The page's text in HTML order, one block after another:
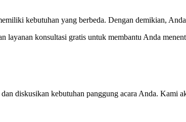
kebutuhan yang berbeda. Dengan demikian,
layanan konsultasi gratis untuk membantu Anda
diskusikan kebutuhan panggung acara Anda. Kami